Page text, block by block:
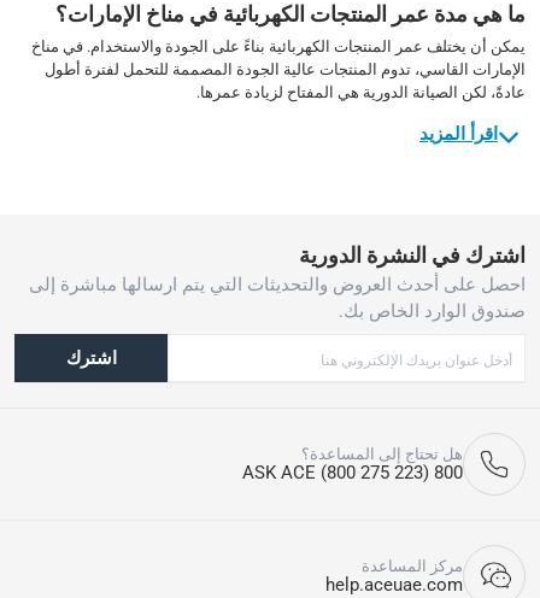
ما هي مدة عمر المنتجات الكهربائية في مناخ الإمارات؟
يمكن أن يختلف عمر المنتجات الكهربائية بناءً على الجودة والاستخدام. في مناخ
الإمارات القاسي، تدوم المنتجات عالية الجودة المصممة للتحمل لفترة أطول
عادةً، لكن الصيانة الدورية هي المفتاح لزيادة عمرها.
اقرأ المزيد
اشترك في النشرة الدورية
احصل على أحدث العروض والتحديثات التي يتم ارسالها مباشرة إلى
صندوق الوارد الخاص بك.
اشترك
هل تحتاج إلى المساعدة؟
800 ASK ACE (800 275 223)
مركز المساعدة
help.aceuae.com